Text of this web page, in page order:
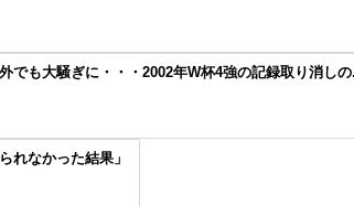
でも大騒ぎに・・・2002年W杯4強の記録取り消し
れなかった結果」